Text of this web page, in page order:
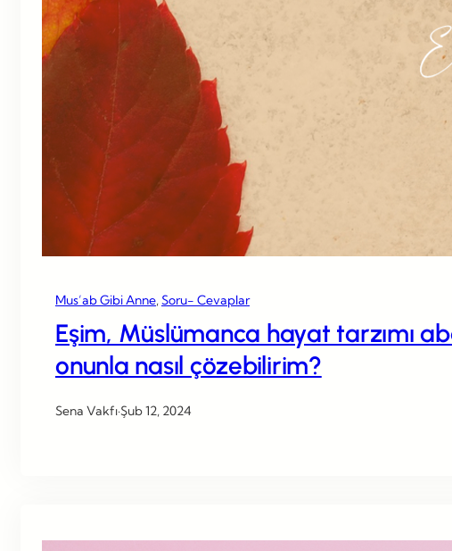
Mus’ab Gibi Anne, Soru- Cevaplar
Eşim, Müslümanca hayat tarzımı
onunla nasıl çözebilirim?
Sena Vakfı·Şub 12, 2024